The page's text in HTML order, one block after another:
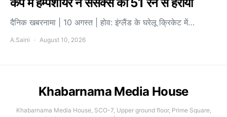
दैनिक खबरनामा | 10 अगस्त | होव: इंग्लैंड के घरेलू क्रिकेट में…
A.Saini August 10, 2026
Khabarnama Media House
Khabarnama Media House, SCO-7, Upper ground floor, Prime Square,